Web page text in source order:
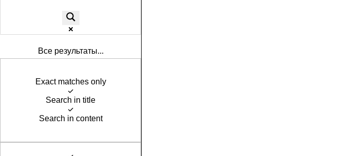
Все результаты...
Exact matches only
Search in title
Search in content